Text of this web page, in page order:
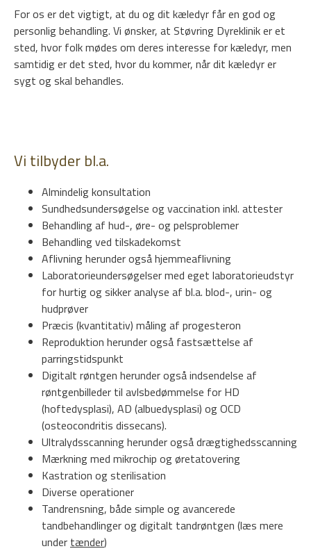
For os er det vigtigt, at du og dit kæledyr får en god og
personlig behandling. Vi ønsker, at Støvring Dyreklinik er et
sted, hvor folk mødes om deres interesse for kæledyr, men
samtidig er det sted, hvor du kommer, når dit kæledyr er
sygt og skal behandles.
Vi tilbyder bl.a.
Almindelig konsultation
Sundhedsundersøgelse og vaccination inkl. attester
Behandling af hud-, øre- og pelsproblemer
Behandling ved tilskadekomst
Aflivning herunder også hjemmeaflivning
Laboratorieundersøgelser med eget laboratorieudstyr
for hurtig og sikker analyse af bl.a. blod-, urin- og
hudprøver
Præcis (kvantitativ) måling af progesteron
Reproduktion herunder også fastsættelse af
parringstidspunkt
Digitalt røntgen herunder også indsendelse af
røntgenbilleder til avlsbedømmelse for HD
(hoftedysplasi), AD (albuedysplasi) og OCD
(osteocondritis dissecans).
Ultralydsscanning herunder også drægtighedsscanning
Mærkning med mikrochip og øretatovering
Kastration og sterilisation
Diverse operationer
Tandrensning, både simple og avancerede
tandbehandlinger og digitalt tandrøntgen (læs mere
under tænder)